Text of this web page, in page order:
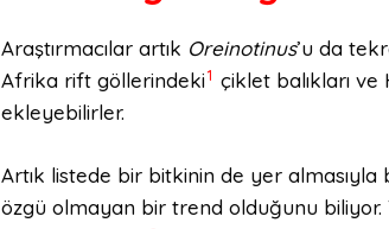
Araştırmacılar artık Oreinotinus’u da
Afrika rift göllerindeki1 çiklet balıkları
ekleyebilirler.
Artık listede bir bitkinin de yer
özgü olmayan bir trend olduğunu biliyor.